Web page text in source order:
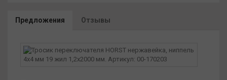
Предложения Отзывы